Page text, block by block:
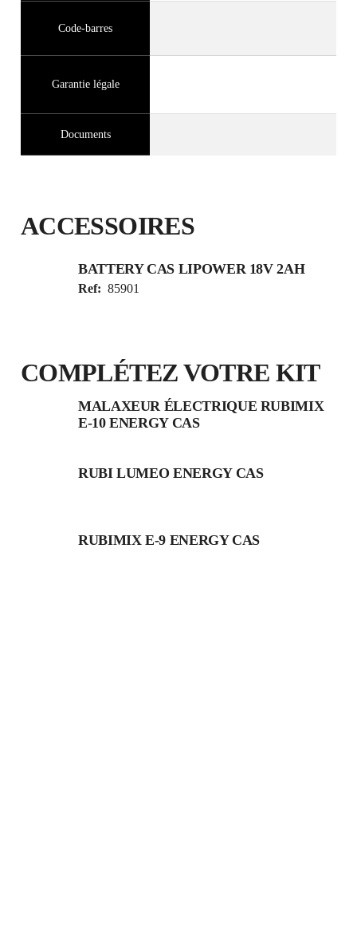
Code-barres
Garantie légale
Documents
ACCESSOIRES
BATTERY CAS LIPOWER 18V 2AH
Ref: 85901
COMPLÉTEZ VOTRE KIT
MALAXEUR ÉLECTRIQUE RUBIMIX
E-10 ENERGY CAS
RUBI LUMEO ENERGY CAS
RUBIMIX E-9 ENERGY CAS